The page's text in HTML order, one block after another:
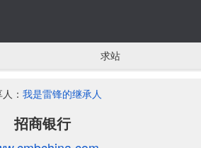
求站
： 我是雷锋的继承人
招商银行